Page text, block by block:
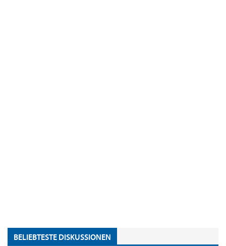
BELIEBTESTE DISKUSSIONEN